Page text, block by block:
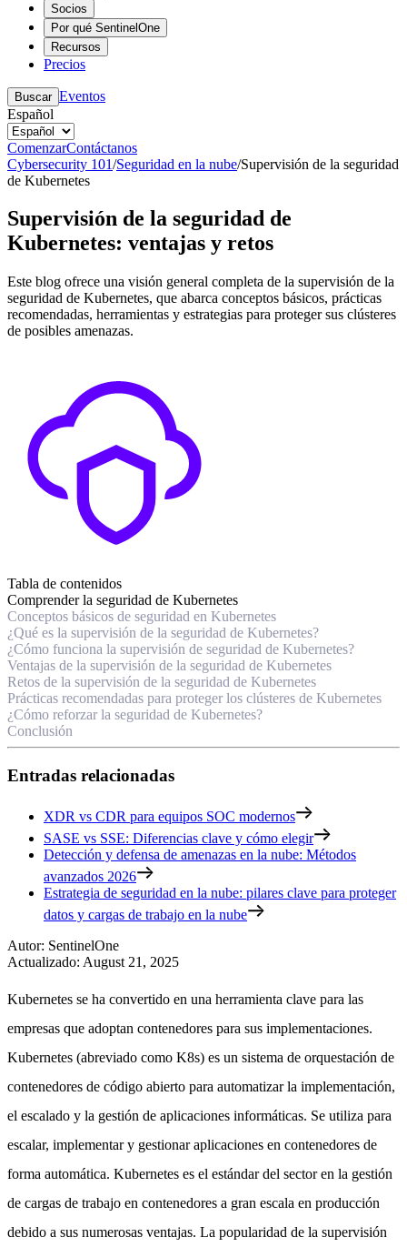
Socios
Por qué SentinelOne
Recursos
Precios
Buscar Eventos
Español
ComenzarContáctanos
Cybersecurity 101/Seguridad en la nube/Supervisión de la seguridad
de Kubernetes
Supervisión de la seguridad de
Kubernetes: ventajas y retos
Este blog ofrece una visión general completa de la supervisión de la
seguridad de Kubernetes, que abarca conceptos básicos, prácticas
recomendadas, herramientas y estrategias para proteger sus clústeres
de posibles amenazas.
Tabla de contenidos
Comprender la seguridad de Kubernetes
Conceptos básicos de seguridad en Kubernetes
¿Qué es la supervisión de la seguridad de Kubernetes?
¿Cómo funciona la supervisión de seguridad de Kubernetes?
Ventajas de la supervisión de la seguridad de Kubernetes
Retos de la supervisión de la seguridad de Kubernetes
Prácticas recomendadas para proteger los clústeres de Kubernetes
¿Cómo reforzar la seguridad de Kubernetes?
Conclusión
Entradas relacionadas
XDR vs CDR para equipos SOC modernos
SASE vs SSE: Diferencias clave y cómo elegir
Detección y defensa de amenazas en la nube: Métodos
avanzados 2026
Estrategia de seguridad en la nube: pilares clave para proteger
datos y cargas de trabajo en la nube
Autor: SentinelOne
Actualizado: August 21, 2025
Kubernetes se ha convertido en una herramienta clave para las
empresas que adoptan contenedores para sus implementaciones.
Kubernetes (abreviado como K8s) es un sistema de orquestación de
contenedores de código abierto para automatizar la implementación,
el escalado y la gestión de aplicaciones informáticas. Se utiliza para
escalar, implementar y gestionar aplicaciones en contenedores de
forma automática. Kubernetes es el estándar del sector en la gestión
de cargas de trabajo en contenedores a gran escala en producción
debido a sus numerosas ventajas. La popularidad de la supervisión